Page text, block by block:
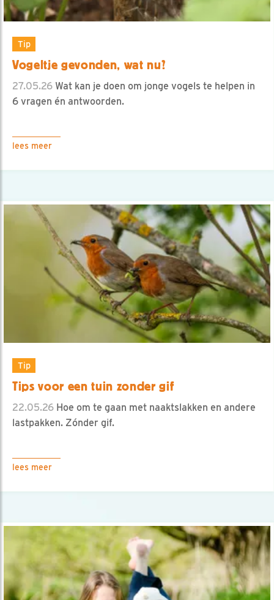
Tip
Vogeltje gevonden, wat nu?
27.05.26 Wat kan je doen om jonge vogels te helpen in
6 vragen én antwoorden.
lees meer
Tip
Tips voor een tuin zonder gif
22.05.26 Hoe om te gaan met naaktslakken en andere
lastpakken. Zónder gif.
lees meer